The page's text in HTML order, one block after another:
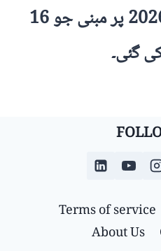
ڈیجیٹل نیوز رپورٹ 2026 پر مبنی جو 16
Terms of service
About Us